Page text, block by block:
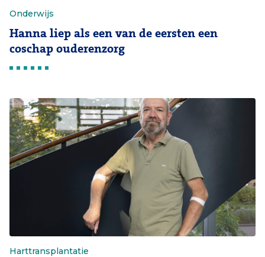
Onderwijs
Hanna liep als een van de eersten een
coschap ouderenzorg
Harttransplantatie